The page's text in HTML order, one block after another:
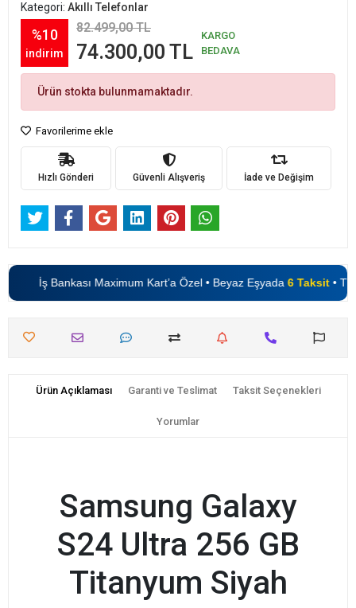
Kategori: Akıllı Telefonlar
%10
indirim
82.499,00 TL
74.300,00 TL
KARGO
BEDAVA
Ürün stokta bulunmamaktadır.
Favorilerime ekle
Hızlı Gönderi Güvenli Alışveriş İade ve Değişim
İş Bankası Maximum Kart’a Özel • Beyaz Eşyada6 Taksit•
Ürün Açıklaması Garanti ve Teslimat Taksit Seçenekleri
Yorumlar
Samsung Galaxy
S24 Ultra 256 GB
Titanyum Siyah